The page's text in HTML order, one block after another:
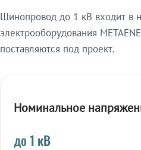
Шинопровод до 1 кВ входит в
электрооборудования
поставляются под проект.
Номинальное
до 1 кВ